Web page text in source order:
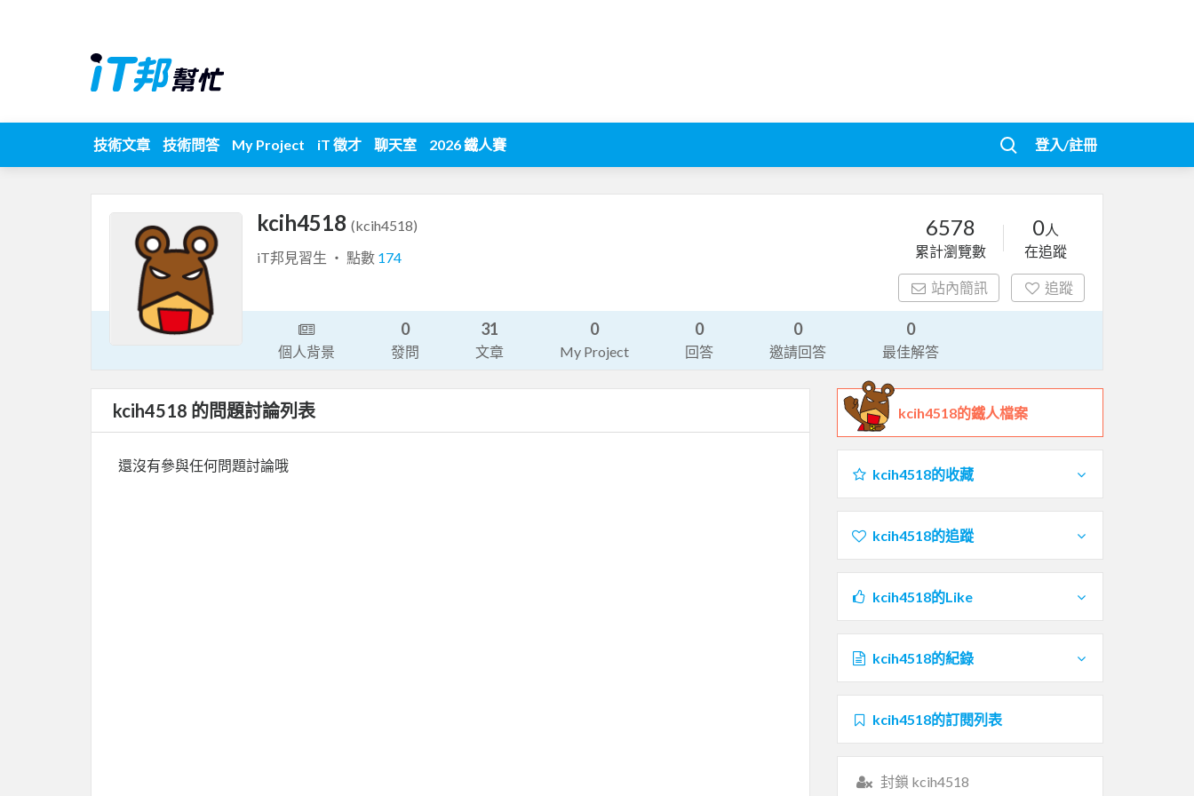
技術文章 技術問答 My Project iT 徵才 聊天室 2026 鐵人賽 登入/註冊
kcih4518 (kcih4518)
iT邦見習生 ‧ 點數 174
6578
累計瀏覽數
0人
在追蹤
站內簡訊 追蹤
個人背景
0
發問
31
文章
0
My Project
0
回答
0
邀請回答
0
最佳解答
kcih4518 的問題討論列表
還沒有參與任何問題討論哦
kcih4518的鐵人檔案
kcih4518的收藏
kcih4518的追蹤
kcih4518的Like
kcih4518的紀錄
kcih4518的訂閱列表
封鎖 kcih4518